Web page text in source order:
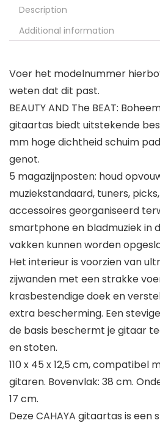
Description
Additional information
Voer het modelnummer
weten dat dit past.
BEAUTY AND The BEAT:
gitaartas biedt uitstekende
mm hoge dichtheid schuim
genot.
5 magazijnposten: houd
muziekstandaard, tuners,
accessoires georganiseerd
smartphone en bladmuziek in
vakken kunnen worden
Het interieur is voorzien van
zijwanden met een strakke
krasbestendige doek en
extra bescherming. Een
de basis beschermt je gitaar
en stoten.
110 x 45 x 12,5 cm, compatibel
gitaren. Bovenvlak: 38 cm.
17 cm.
Deze CAHAYA gitaartas is een